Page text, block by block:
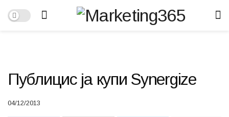
Публицис ја купи Synergize
04/12/2013